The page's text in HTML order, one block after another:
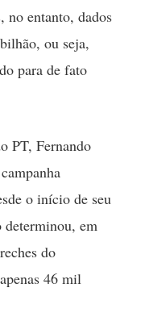
no entanto, dados
ou seja,
para de fato
PT, Fernando
o início de seu
determinou, em
do
46 mil